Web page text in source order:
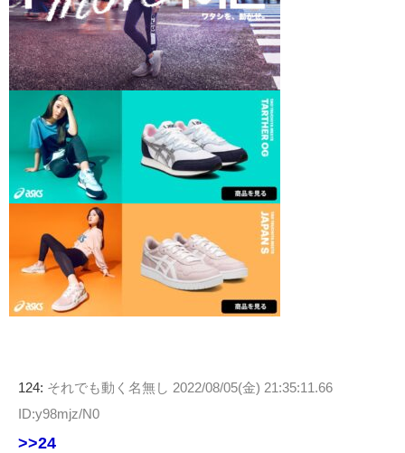
124: それでも動く名無し 2022/08/05(金) 21:35:11.66
ID:y98mjz/N0
>>24